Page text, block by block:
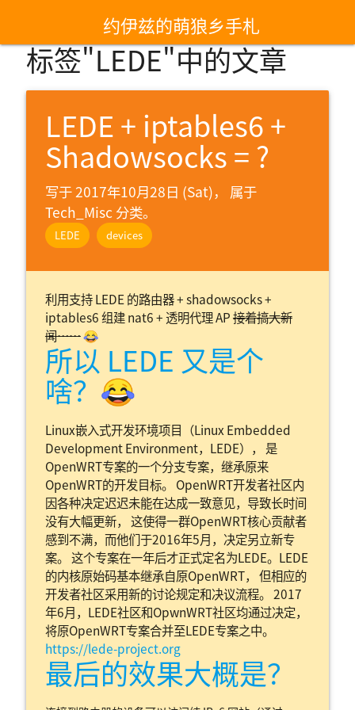
约伊兹的萌狼乡手札
标签"LEDE"中的文章
LEDE + iptables6 +
Shadowsocks = ?
写于 2017年10月28日 (Sat)， 属于
Tech_Misc 分类。
LEDE devices
利用支持 LEDE 的路由器 + shadowsocks +
iptables6 组建 nat6 + 透明代理 AP接着搞大新
闻……😂
所以 LEDE 又是个
啥？😂
Linux嵌入式开发环境项目（Linux Embedded
Development Environment，LEDE）， 是
OpenWRT专案的一个分支专案，继承原来
OpenWRT的开发目标。 OpenWRT开发者社区内
因各种决定迟迟未能在达成一致意见，导致长时间
没有大幅更新， 这使得一群OpenWRT核心贡献者
感到不满，而他们于2016年5月，决定另立新专
案。 这个专案在一年后才正式定名为LEDE。LEDE
的内核原始码基本继承自原OpenWRT， 但相应的
开发者社区采用新的讨论规定和决议流程。 2017
年6月，LEDE社区和OpwnWRT社区均通过决定，
将原OpenWRT专案合并至LEDE专案之中。
https://lede-project.org
最后的效果大概是？